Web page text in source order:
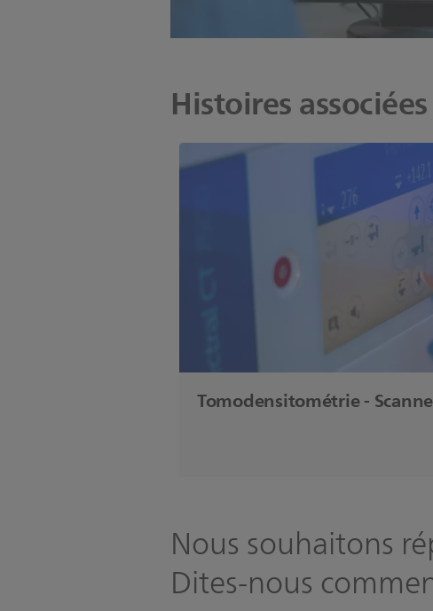
Histoires associées
Tomodensitométrie -
Nous souhaitons
Dites-nous